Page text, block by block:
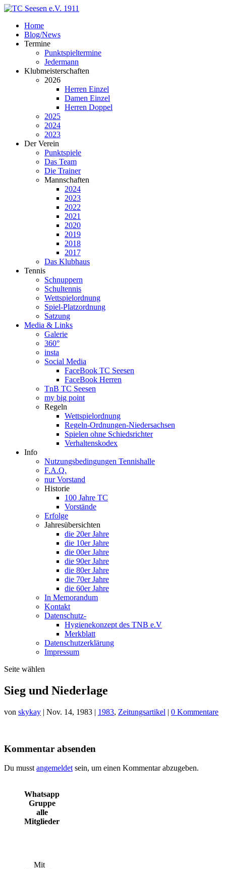
Home
Blog/News
Termine
Punktspieltermine
Jedermann
Klubmeisterschaften
2026
Herren Einzel
Damen Einzel
Herren Doppel
2025
2024
2023
Der Verein
Punktspiele
Das Team
Die Trainer
Mannschaften
2024
2023
2022
2021
2020
2019
2018
2017
Das Klubhaus
Tennis
Schnuppern
Schultennis
Wettspielordnung
Spiel-Platzordnung
Satzung
Media & Links
Galerie
360°
insta
Social Media
FaceBook TC Seesen
FaceBook Herren
TnB TC Seesen
my big point
Regeln
Wettspielordnung
Regeln-Ordnungen-Niedersachsen
Spielen ohne Schiedsrichter
Verhaltenskodex
Info
Nutzungsbedingungen Tennishalle
F.A.Q.
nur Vorstand
Historie
100 Jahre TC
Vorstände
Erfolge
Jahresübersichten
die 20er Jahre
die 10er Jahre
die 00er Jahre
die 90er Jahre
die 80er Jahre
die 70er Jahre
die 60er Jahre
In Memorandum
Kontakt
Datenschutz-
Hygienekonzept des TNB e.V
Merkblatt
Datenschutzerklärung
Impressum
Seite wählen
Sieg und Niederlage
von skykay | Nov. 14, 1983 | 1983, Zeitungsartikel | 0 Kommentare
Kommentar absenden
Du musst angemeldet sein, um einen Kommentar abzugeben.
Whatsapp
Gruppe
alle
Mitglieder
Mit